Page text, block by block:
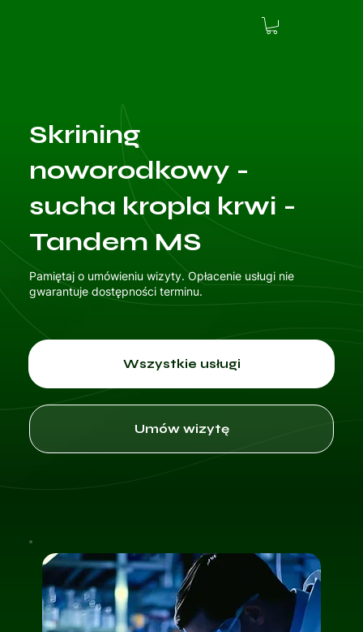
Skrining
noworodkowy -
sucha kropla krwi -
Tandem MS
Pamiętaj o umówieniu wizyty. Opłacenie usługi nie
gwarantuje dostępności terminu.
Wszystkie usługi
Umów wizytę